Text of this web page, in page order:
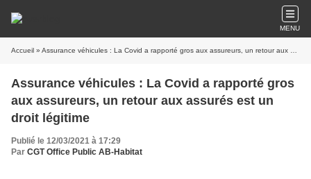
MENU
Accueil » Assurance véhicules : La Covid a rapporté gros aux assureurs, un retour aux assurés est un droit légitime
Assurance véhicules : La Covid a rapporté gros
aux assureurs, un retour aux assurés est un
droit légitime
Publié le 12/03/2021 à 17:29
Par CGT Office Public AB-Habitat